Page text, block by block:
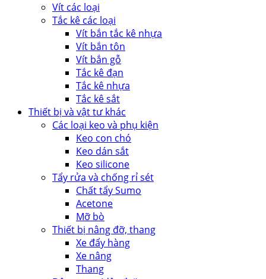
Vít các loại
Tắc kê các loại
Vít bắn tắc kê nhựa
Vít bắn tôn
Vít bắn gỗ
Tắc kê đạn
Tắc kê nhựa
Tắc kê sắt
Thiết bị và vật tư khác
Các loại keo và phụ kiện
Keo con chó
Keo dán sắt
Keo silicone
Tẩy rửa và chống rỉ sét
Chất tẩy Sumo
Acetone
Mỡ bò
Thiết bị nâng đỡ, thang
Xe đẩy hàng
Xe nâng
Thang